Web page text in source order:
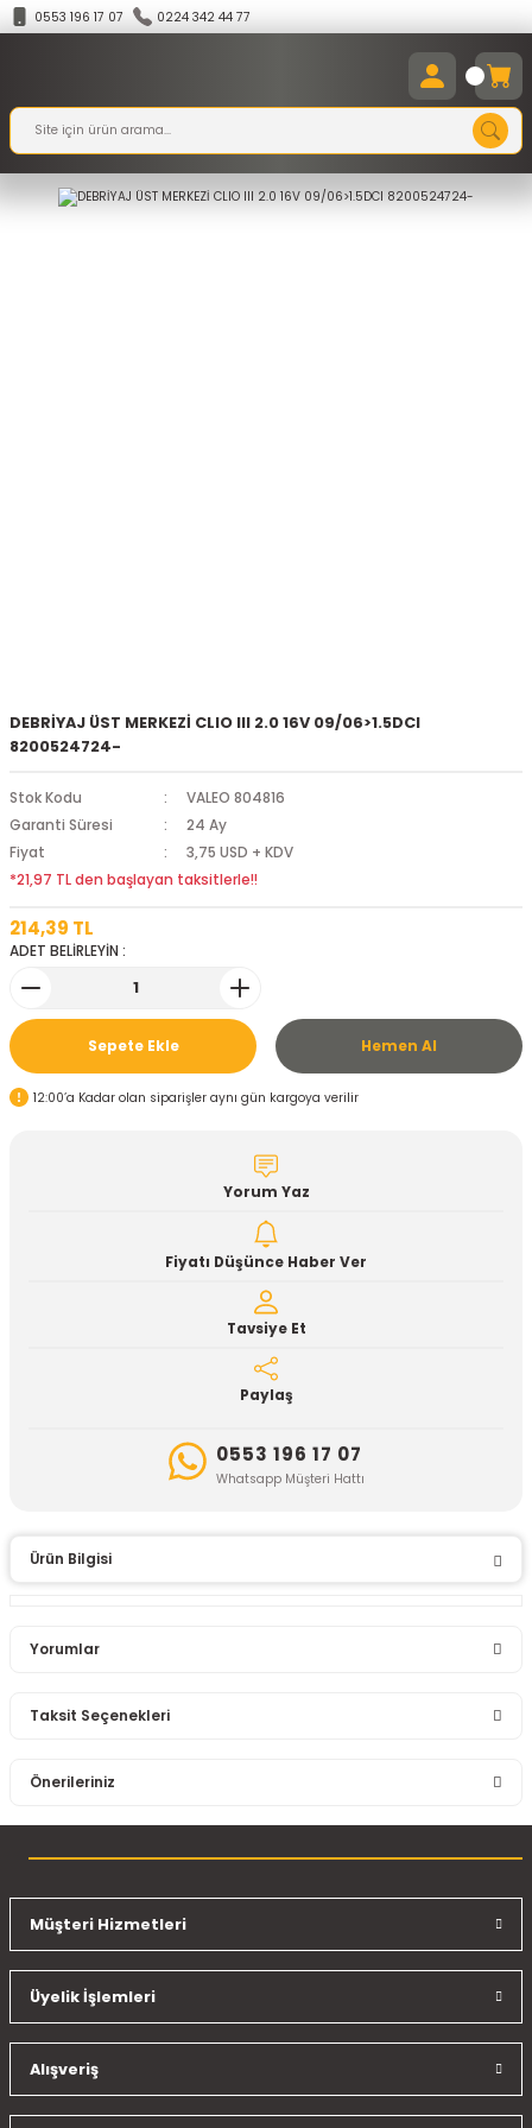
0553 196 17 07 0224 342 44 77
DEBRİYAJ ÜST MERKEZİ CLIO III 2.0 16V 09/06>1.5DCI
8200524724-
Stok Kodu
VALEO 804816
Garanti Süresi
24 Ay
Fiyat
3,75 USD + KDV
*21,97 TL den başlayan taksitlerle!!
214,39 TL
ADET BELİRLEYİN :
Sepete Ekle Hemen Al
12:00’a Kadar olan siparişler aynı gün kargoya verilir
Yorum Yaz
Fiyatı Düşünce Haber Ver
Tavsiye Et
Paylaş
0553 196 17 07
Whatsapp Müşteri Hattı
Ürün Bilgisi
Yorumlar
Taksit Seçenekleri
Önerileriniz
konularda yetersiz gördüğünüz noktaları öneri formunu
Ürün resmi kalitesiz, bozuk veya görüntülenemiyor.
Ürün açıklamasında eksik bilgiler bulunuyor.
Ürün fiyatı diğer sitelerden daha pahalı.
Bu ürüne benzer farklı alternatifler olmalı.
Müşteri Hizmetleri
Üyelik İşlemleri
Alışveriş